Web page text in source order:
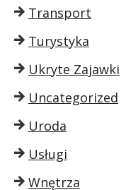
Transport
Turystyka
Ukryte Zajawki
Uncategorized
Uroda
Usługi
Wnętrza